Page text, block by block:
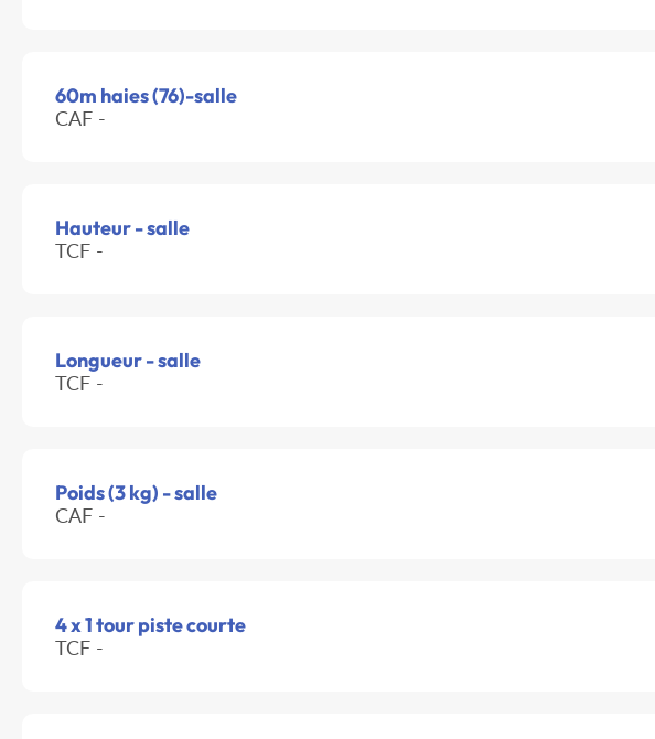
60m haies (76)-salle
CAF -
Hauteur - salle
TCF -
Longueur - salle
TCF -
Poids (3 kg) - salle
CAF -
4 x 1 tour piste courte
TCF -